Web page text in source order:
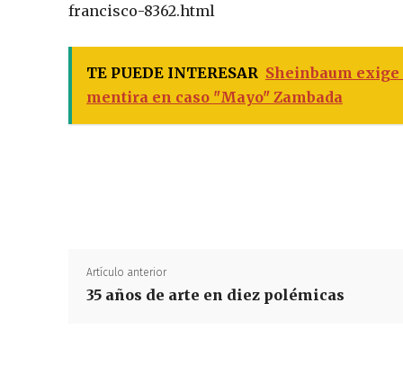
francisco-8362.html
TE PUEDE INTERESAR Sheinbaum
mentira en caso "Mayo" Zambada
Artículo anterior
35 años de arte en diez polémicas